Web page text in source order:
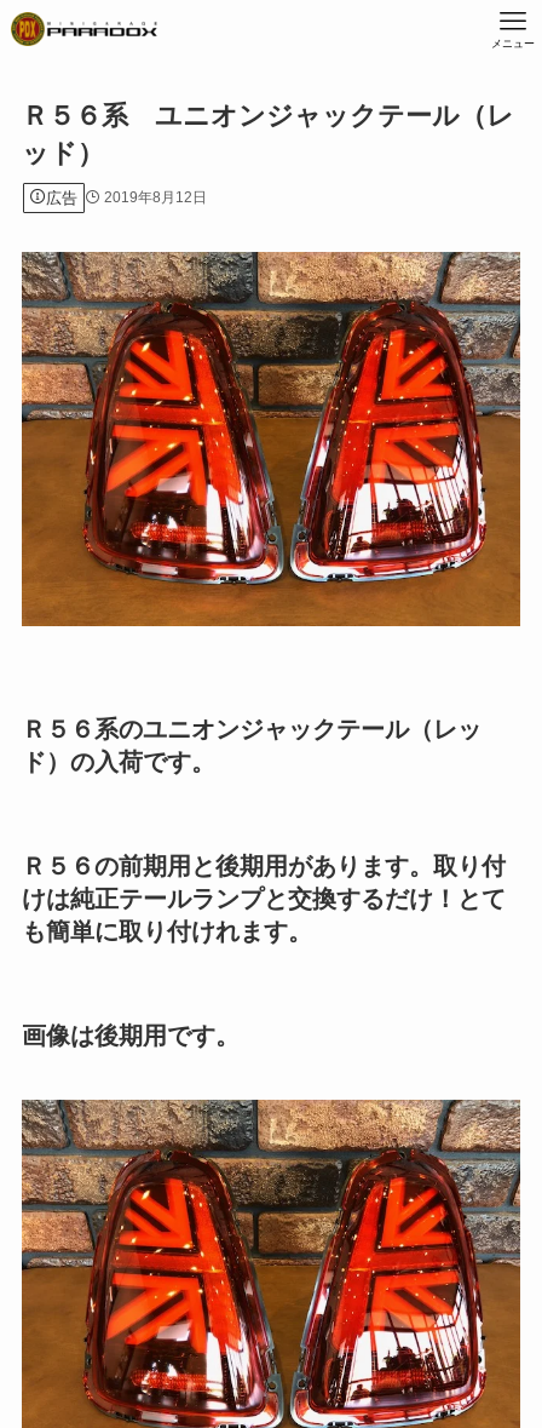
メニュー
Ｒ５６系 ユニオンジャックテール（レ
ッド）
広告 2019年8月12日
Ｒ５６系のユニオンジャックテール（レッ
ド）の入荷です。
Ｒ５６の前期用と後期用があります。取り付
けは純正テールランプと交換するだけ！とて
も簡単に取り付けれます。
画像は後期用です。